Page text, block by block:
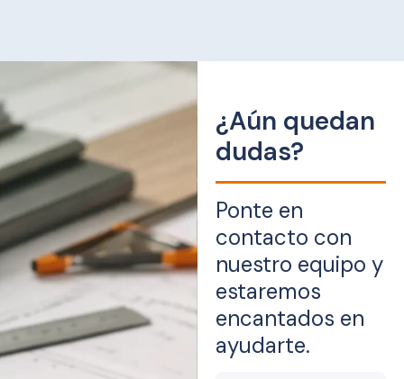
¿Aún quedan
dudas?
Ponte en
contacto con
nuestro equipo y
estaremos
encantados en
ayudarte.